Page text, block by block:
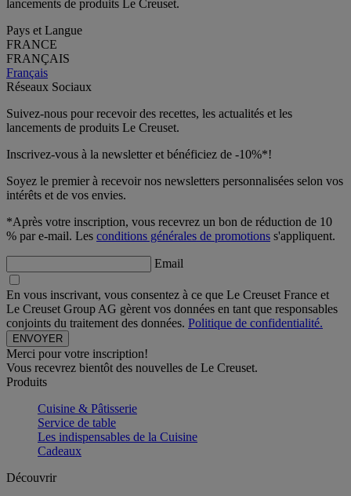
lancements de produits Le Creuset.
Pays et Langue
FRANCE
FRANÇAIS
Français
Réseaux Sociaux
Suivez-nous pour recevoir des recettes, les actualités et les
lancements de produits Le Creuset.
Inscrivez-vous à la newsletter et bénéficiez de -10%*!
Soyez le premier à recevoir nos newsletters personnalisées selon vos
intérêts et de vos envies.
*Après votre inscription, vous recevrez un bon de réduction de 10
% par e-mail. Les conditions générales de promotions s'appliquent.
Email
En vous inscrivant, vous consentez à ce que Le Creuset France et
Le Creuset Group AG gèrent vos données en tant que responsables
conjoints du traitement des données. Politique de confidentialité.
Merci pour votre inscription!
Vous recevrez bientôt des nouvelles de Le Creuset.
Produits
Cuisine & Pâtisserie
Service de table
Les indispensables de la Cuisine
Cadeaux
Découvrir